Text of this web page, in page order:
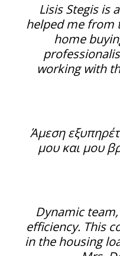
Lisis Stegis is
helped me from
home
working with
Άμεση
μου και μου
Dynamic
efficiency. This
in the housing